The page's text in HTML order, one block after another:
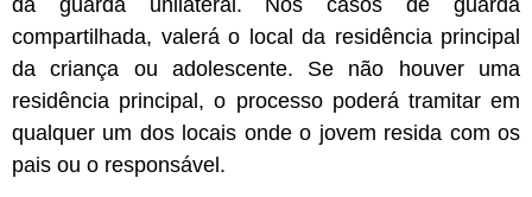
compartilhada, valerá o local da residência principal
da criança ou adolescente. Se não houver uma
residência principal, o processo poderá tramitar em
qualquer um dos locais onde o jovem resida com os
pais ou o responsável.